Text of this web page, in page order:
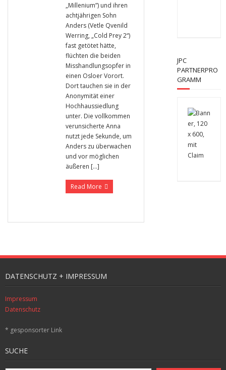
„Millenium”) und ihren
achtjährigen Sohn
Anders (Vetle Qvenild
Werring, „Cold Prey 2“)
fast getötet hätte,
flüchten die beiden
Misshandlungsopfer in
einen Osloer Vorort.
Dort tauchen sie in der
Anonymität einer
Hochhaussiedlung
unter. Die vollkommen
verunsicherte Anna
nutzt jede Sekunde, um
Anders zu überwachen
und vor möglichen
äußeren […]
Read More
JPC
PARTNERPRO
GRAMM
DATENSCHUTZ + IMPRESSUM
Impressum
Datenschutz
* gesponsorter Link
SUCHE